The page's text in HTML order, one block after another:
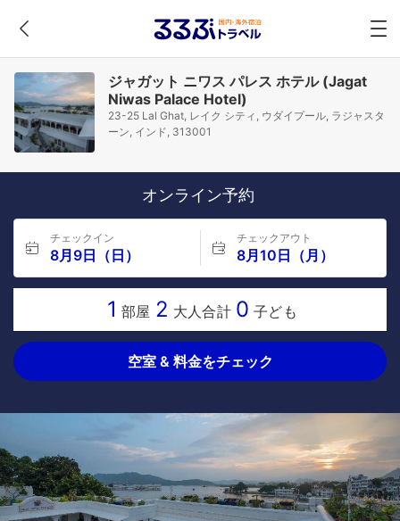
ジャガット ニワス パレス ホテル (Jagat
Niwas Palace Hotel)
23-25 Lal Ghat, レイク シティ, ウダイプール, ラジャスタ
ーン, インド, 313001
オンライン予約
チェックイン
8月9日（日）
チェックアウト
8月10日（月）
1 部屋 2 大人合計 0 子ども
空室 & 料金をチェック